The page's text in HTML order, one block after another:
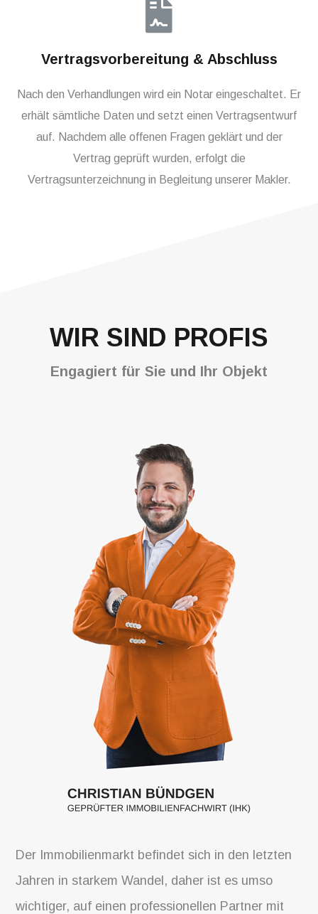
Vertragsvorbereitung & Abschluss
Nach den Verhandlungen wird ein Notar eingeschaltet. Er
erhält sämtliche Daten und setzt einen Vertragsentwurf
auf. Nachdem alle offenen Fragen geklärt und der
Vertrag geprüft wurden, erfolgt die
Vertragsunterzeichnung in Begleitung unserer Makler.
WIR SIND PROFIS
Engagiert für Sie und Ihr Objekt
Der Immobilienmarkt befindet sich in den letzten
Jahren in starkem Wandel, daher ist es umso
wichtiger, auf einen professionellen Partner mit